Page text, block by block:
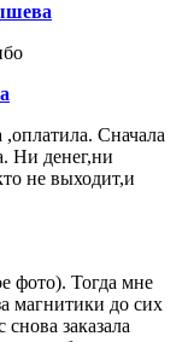
,оплатила. Сначала
Ни денег,ни
не выходит,и
фото). Тогда мне
магнитики до сих
заказала